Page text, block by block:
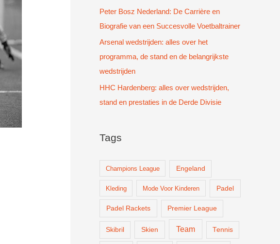
Peter Bosz Nederland: De Carrière en
Biografie van een Succesvolle Voetbaltrainer
Arsenal wedstrijden: alles over het
programma, de stand en de belangrijkste
wedstrijden
HHC Hardenberg: alles over wedstrijden,
stand en prestaties in de Derde Divisie
Tags
Champions League Engeland
Kleding Mode Voor Kinderen Padel
Padel Rackets Premier League
Skibril Skien Team Tennis